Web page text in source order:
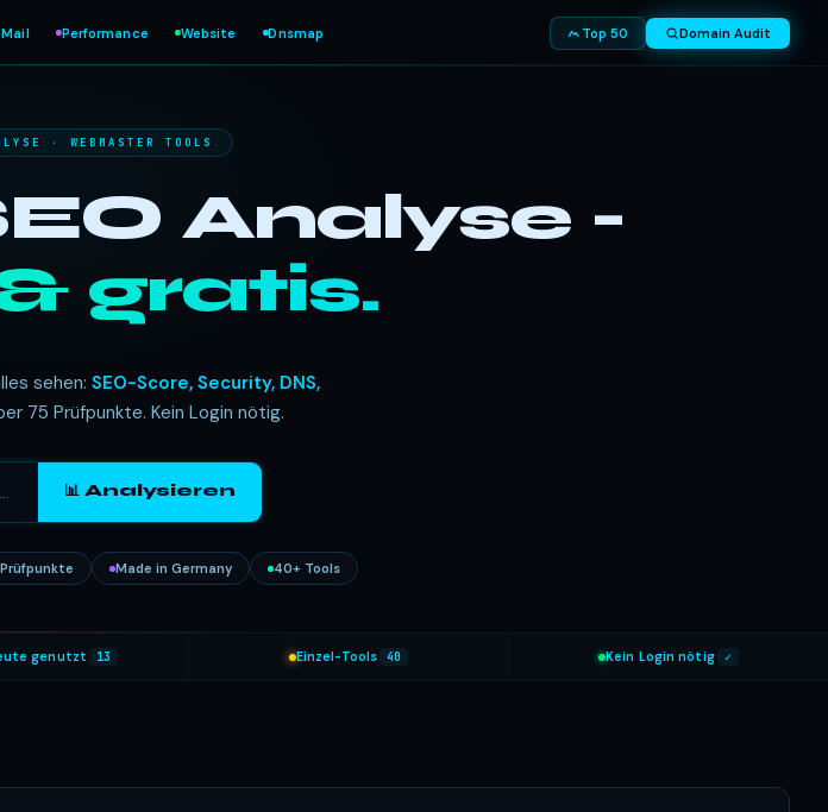
Performance Website Dnsmap Top 50 Domain Audit
· WEBMASTER TOOLS
Analyse -
gratis.
sehen: SEO-Score, Security, DNS,
75 Prüfpunkte. Kein Login nötig.
📊 Analysieren
Made in Germany 40+ Tools
genutzt 13 Einzel-Tools 40 Kein Login nötig ✓